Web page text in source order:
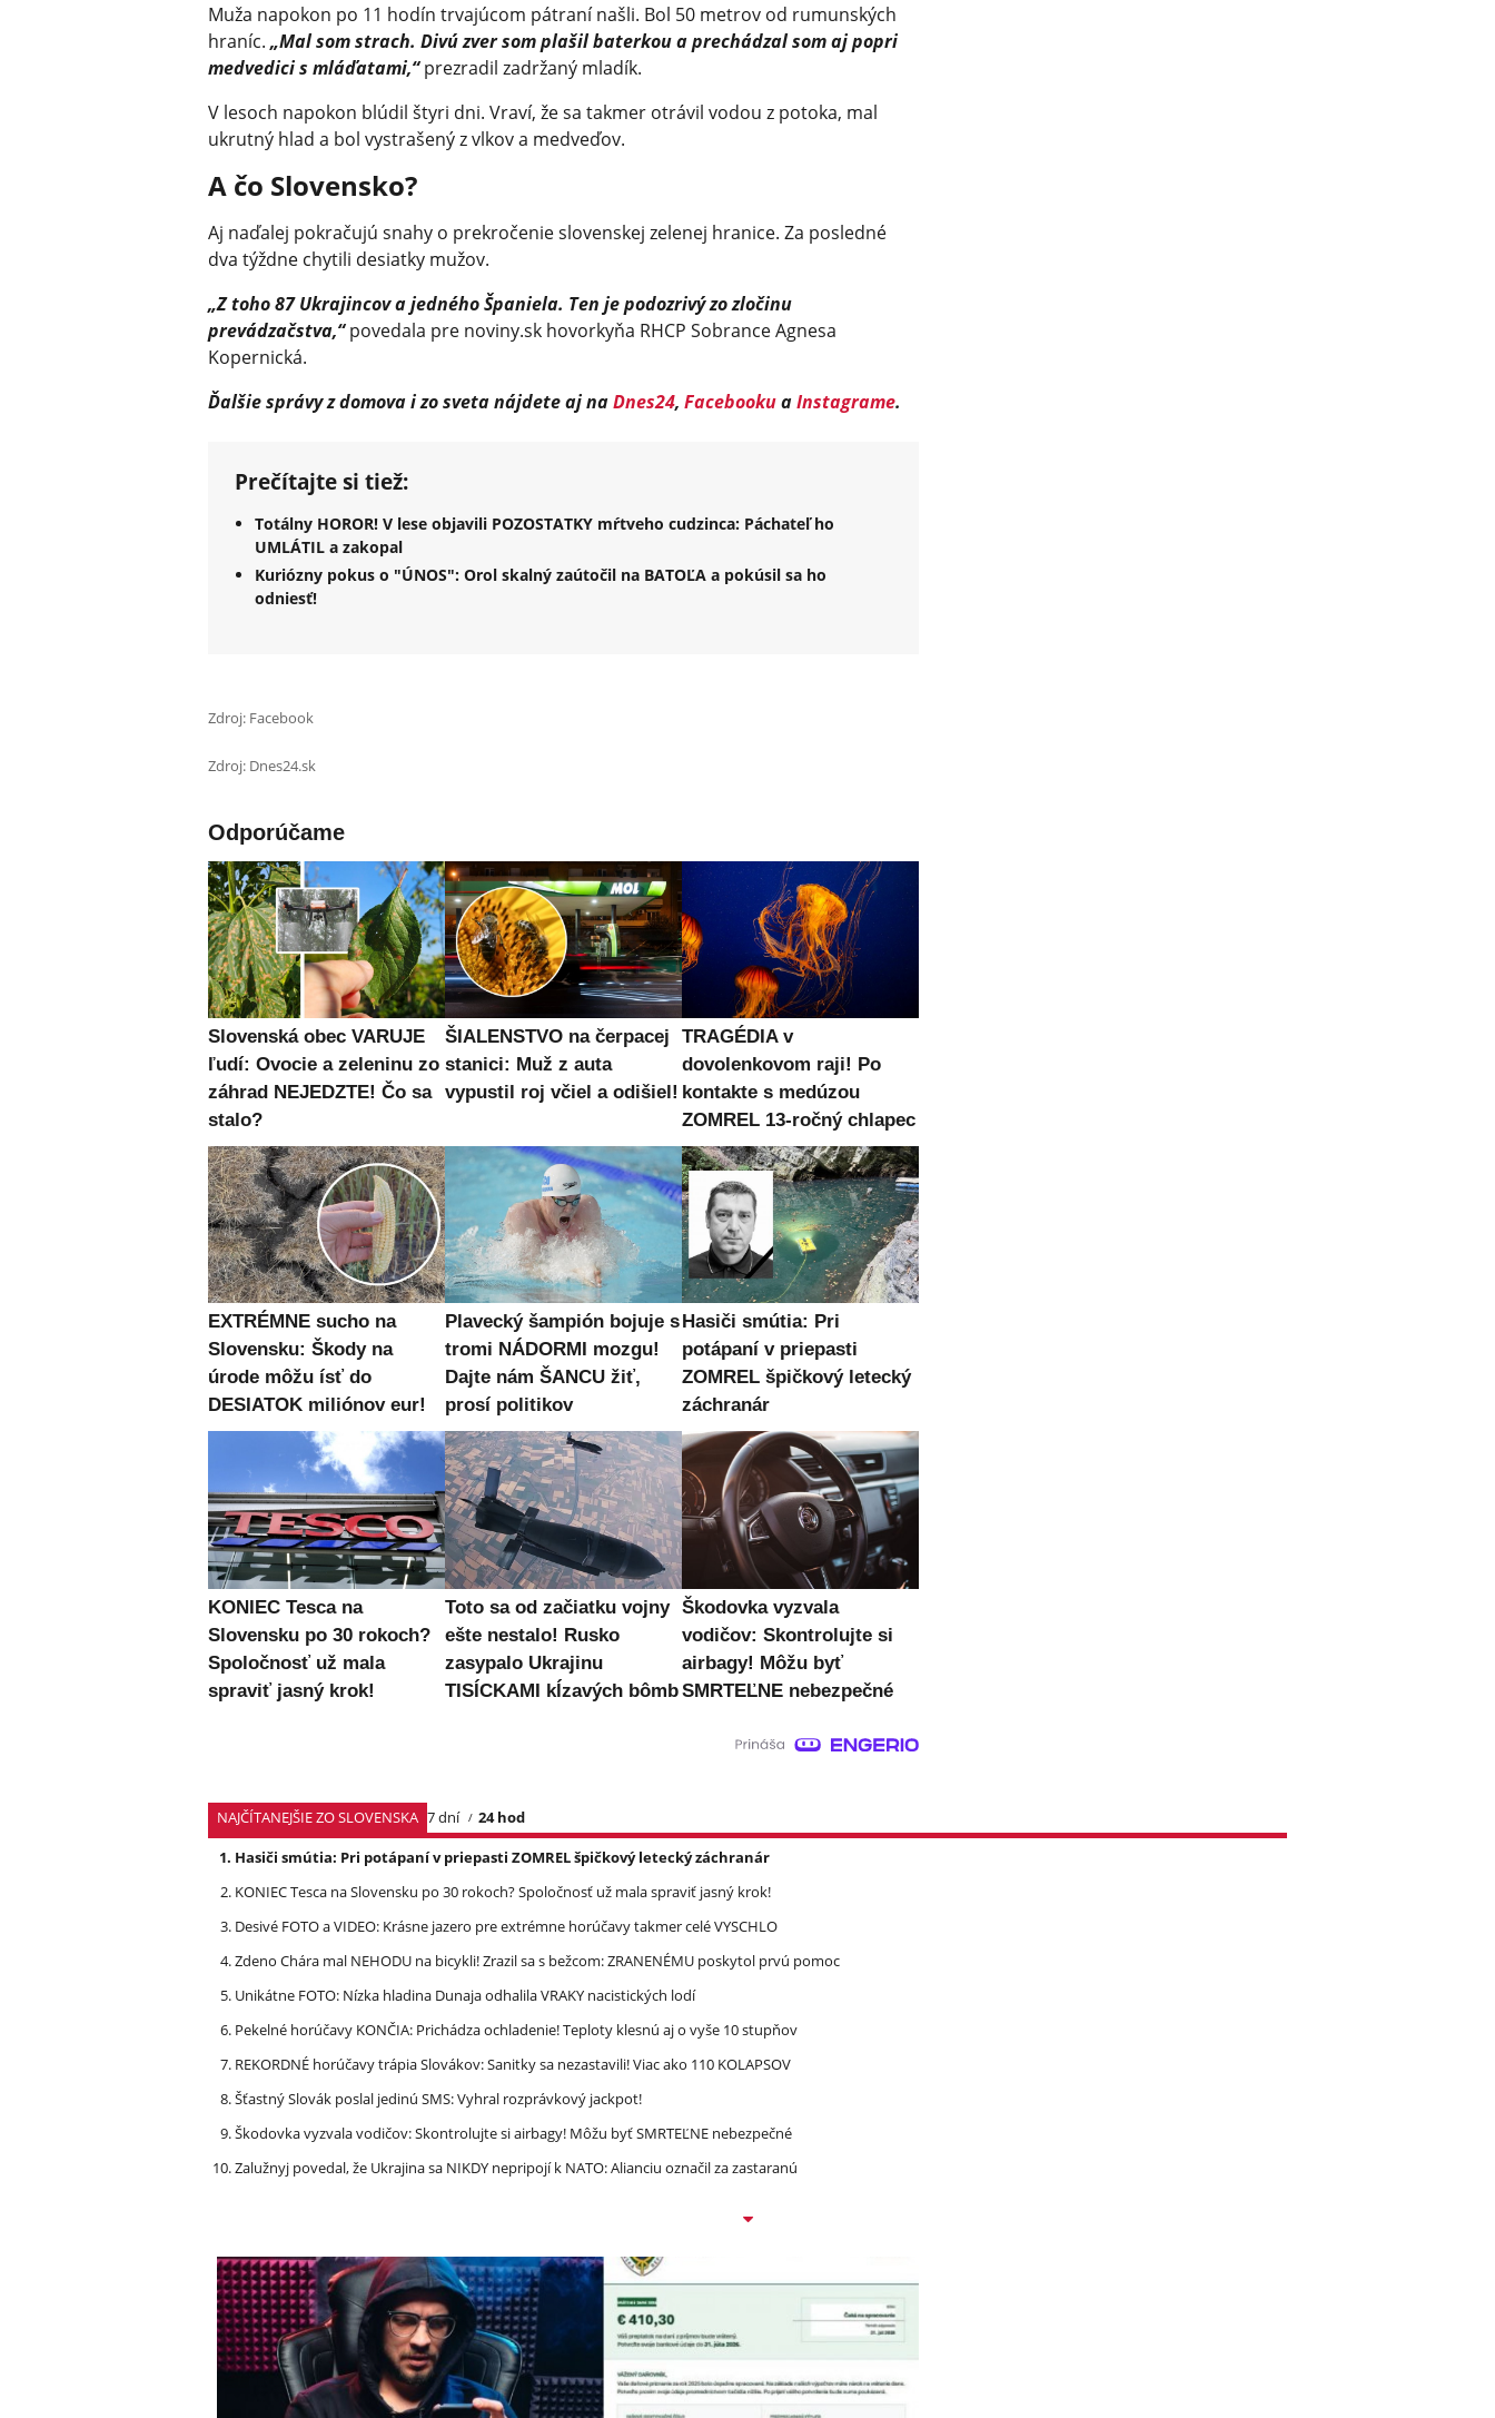
Muža napokon po 11 hodín trvajúcom pátraní našli. Bol 50 metrov od rumunských
hraníc. „Mal som strach. Divú zver som plašil baterkou a prechádzal som aj popri
medvedici s mláďatami,“prezradil zadržaný mladík.
V lesoch napokon blúdil štyri dni. Vraví, že sa takmer otrávil vodou z potoka, mal
ukrutný hlad a bol vystrašený z vlkov a medveďov.
A čo Slovensko?
Aj naďalej pokračujú snahy o prekročenie slovenskej zelenej hranice. Za posledné
dva týždne chytili desiatky mužov.
„Z toho 87 Ukrajincov a jedného Španiela. Ten je podozrivý zo zločinu
prevádzačstva,“povedala pre noviny.sk hovorkyňa RHCP Sobrance Agnesa
Kopernická.
Ďalšie správy z domova i zo sveta nájdete aj naDnes24, FacebookuaInstagrame.
Prečítajte si tiež:
Totálny HOROR! V lese objavili POZOSTATKY mŕtveho cudzinca: Páchateľ ho
UMLÁTIL a zakopal
Kuriózny pokus o "ÚNOS": Orol skalný zaútočil na BATOĽA a pokúsil sa ho
odniesť!
Zdroj: Facebook
Zdroj: Dnes24.sk
Odporúčame
Slovenská obec VARUJE
ľudí: Ovocie a zeleninu zo
záhrad NEJEDZTE! Čo sa
stalo?
ŠIALENSTVO na čerpacej
stanici: Muž z auta
vypustil roj včiel a odišiel!
TRAGÉDIA v
dovolenkovom raji! Po
kontakte s medúzou
ZOMREL 13-ročný chlapec
EXTRÉMNE sucho na
Slovensku: Škody na
úrode môžu ísť do
DESIATOK miliónov eur!
Plavecký šampión bojuje s
tromi NÁDORMI mozgu!
Dajte nám ŠANCU žiť,
prosí politikov
Hasiči smútia: Pri
potápaní v priepasti
ZOMREL špičkový letecký
záchranár
KONIEC Tesca na
Slovensku po 30 rokoch?
Spoločnosť už mala
spraviť jasný krok!
Toto sa od začiatku vojny
ešte nestalo! Rusko
zasypalo Ukrajinu
TISÍCKAMI kĺzavých bômb
Škodovka vyzvala
vodičov: Skontrolujte si
airbagy! Môžu byť
SMRTEĽNE nebezpečné
NAJČÍTANEJŠIE ZO SLOVENSKA 7 dní
24 hod
Hasiči smútia: Pri potápaní v priepasti ZOMREL špičkový letecký záchranár
KONIEC Tesca na Slovensku po 30 rokoch? Spoločnosť už mala spraviť jasný krok!
Desivé FOTO a VIDEO: Krásne jazero pre extrémne horúčavy takmer celé VYSCHLO
Zdeno Chára mal NEHODU na bicykli! Zrazil sa s bežcom: ZRANENÉMU poskytol prvú pomoc
Unikátne FOTO: Nízka hladina Dunaja odhalila VRAKY nacistických lodí
Pekelné horúčavy KONČIA: Prichádza ochladenie! Teploty klesnú aj o vyše 10 stupňov
REKORDNÉ horúčavy trápia Slovákov: Sanitky sa nezastavili! Viac ako 110 KOLAPSOV
Šťastný Slovák poslal jedinú SMS: Vyhral rozprávkový jackpot!
Škodovka vyzvala vodičov: Skontrolujte si airbagy! Môžu byť SMRTEĽNE nebezpečné
Zalužnyj povedal, že Ukrajina sa NIKDY nepripojí k NATO: Alianciu označil za zastaranú